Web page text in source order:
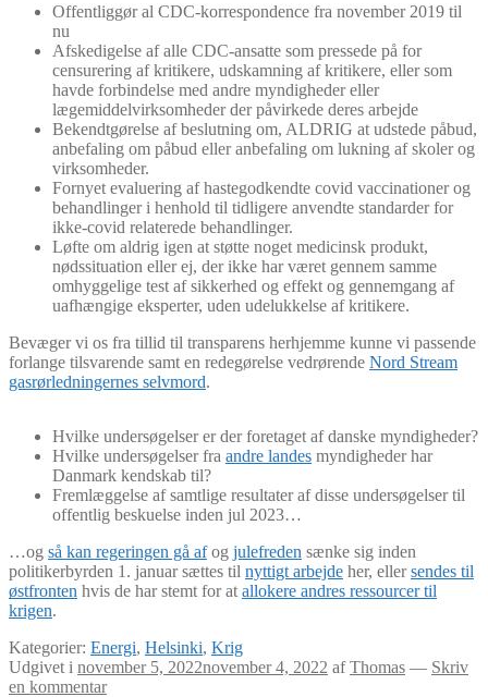
Offentliggør al CDC-korrespondence fra november 2019 til
nu
Afskedigelse af alle CDC-ansatte som pressede på for
censurering af kritikere, udskamning af kritikere, eller som
havde forbindelse med andre myndigheder eller
lægemiddelvirksomheder der påvirkede deres arbejde
Bekendtgørelse af beslutning om, ALDRIG at udstede påbud,
anbefaling om påbud eller anbefaling om lukning af skoler og
virksomheder.
Fornyet evaluering af hastegodkendte covid vaccinationer og
behandlinger i henhold til tidligere anvendte standarder for
ikke-covid relaterede behandlinger.
Løfte om aldrig igen at støtte noget medicinsk produkt,
nødssituation eller ej, der ikke har været gennem samme
omhyggelige test af sikkerhed og effekt og gennemgang af
uafhængige eksperter, uden udelukkelse af kritikere.
Bevæger vi os fra tillid til transparens herhjemme kunne vi passende
forlange tilsvarende samt en redegørelse vedrørende Nord Stream
gasrørledningernes selvmord.
Hvilke undersøgelser er der foretaget af danske myndigheder?
Hvilke undersøgelser fra andre landes myndigheder har
Danmark kendskab til?
Fremlæggelse af samtlige resultater af disse undersøgelser til
offentlig beskuelse inden jul 2023…
…og så kan regeringen gå afog julefreden sænke sig inden
politikerbyrden 1. januar sættes til nyttigt arbejde her, ellersendes til
østfronten hvis de har stemt for at allokere andres ressourcer til
krigen.
Kategorier: Energi, Helsinki, Krig
Udgivet i november 5, 2022november 4, 2022 afThomas — Skriv
en kommentar